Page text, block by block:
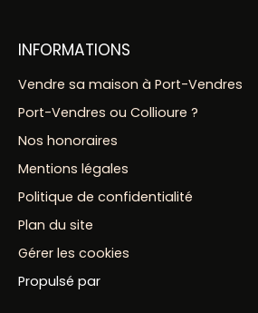
INFORMATIONS
Vendre sa maison à Port-Vendres
Port-Vendres ou Collioure ?
Nos honoraires
Mentions légales
Politique de confidentialité
Plan du site
Gérer les cookies
Propulsé par